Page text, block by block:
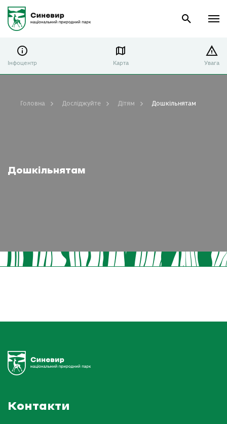
Інфоцентр Карта Увага
Дошкільнятам
Головна Досліджуйте Дітям Дошкільнятам
Контакти